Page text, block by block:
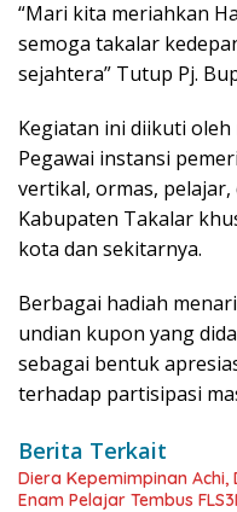
“Mari kita meriahkan
semoga takalar
sejahtera” Tutup Pj.
Kegiatan ini diikuti
Pegawai instansi
vertikal, ormas,
Kabupaten Takalar
kota dan sekitarnya.
Berbagai hadiah
undian kupon yang
sebagai bentuk
terhadap partisipasi
Berita Terkait
Diera Kepemimpinan
Enam Pelajar Tembus